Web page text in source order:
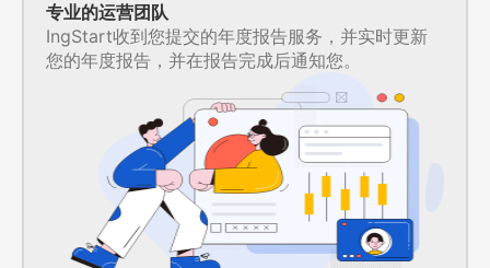
专业的运营团队
IngStart收到您提交的年度报告服务，并实时更新
您的年度报告，并在报告完成后通知您。